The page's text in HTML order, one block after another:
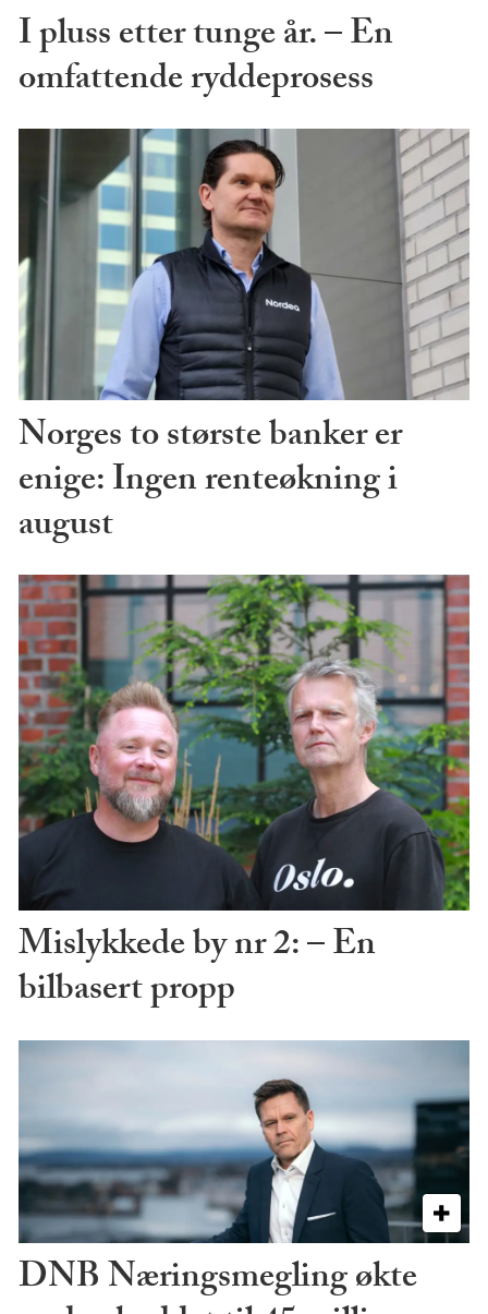
I pluss etter tunge år. – En
omfattende ryddeprosess
Norges to største banker er
enige: Ingen renteøkning i
august
Mislykkede by nr 2: – En
bilbasert propp
DNB Næringsmegling økte